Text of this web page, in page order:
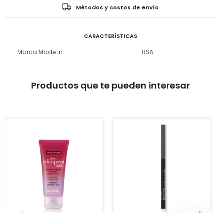
Métodos y costos de envío
CARACTERÍSTICAS
Marca Made in USA
Productos que te pueden interesar